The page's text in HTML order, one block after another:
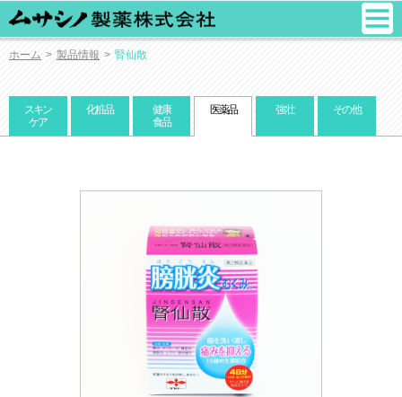
ホーム > 製品情報 > 腎仙散
スキン
ケア
化粧品
健康
食品
医薬品 強壮 その他